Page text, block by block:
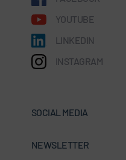
YOUTUBE
LINKEDIN
INSTAGRAM
SOCIAL MEDIA
NEWSLETTER